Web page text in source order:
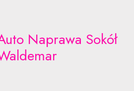
Naprawa Sokół